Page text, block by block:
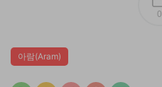
0
아람(Aram)